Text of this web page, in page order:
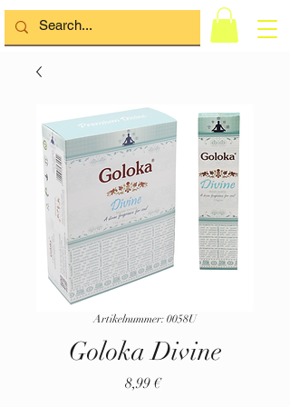
Artikelnummer: 0058U
Goloka Divine
8,99 €Preis